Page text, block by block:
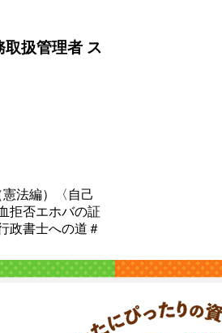
取扱管理者 ス
法編）〈自己
拒否エホバの証
政書士への道＃